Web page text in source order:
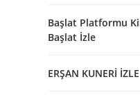
Başlat Platformu
Başlat İzle
ERŞAN KUNERİ İZLE